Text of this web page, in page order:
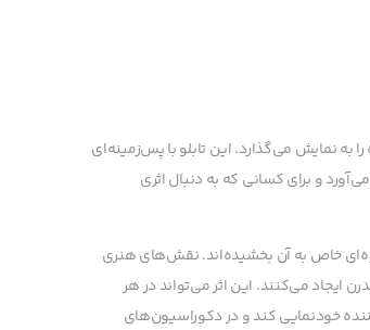
به نمایش می‌گذارد. این تابلو با پس‌زمینه‌ای
و برای کسانی که به دنبال اثری
خاص به آن بخشیده‌اند. نقش‌های هنری
ایجاد می‌کنند. این اثر می‌تواند در هر
خودنمایی کند و در دکوراسیون‌های